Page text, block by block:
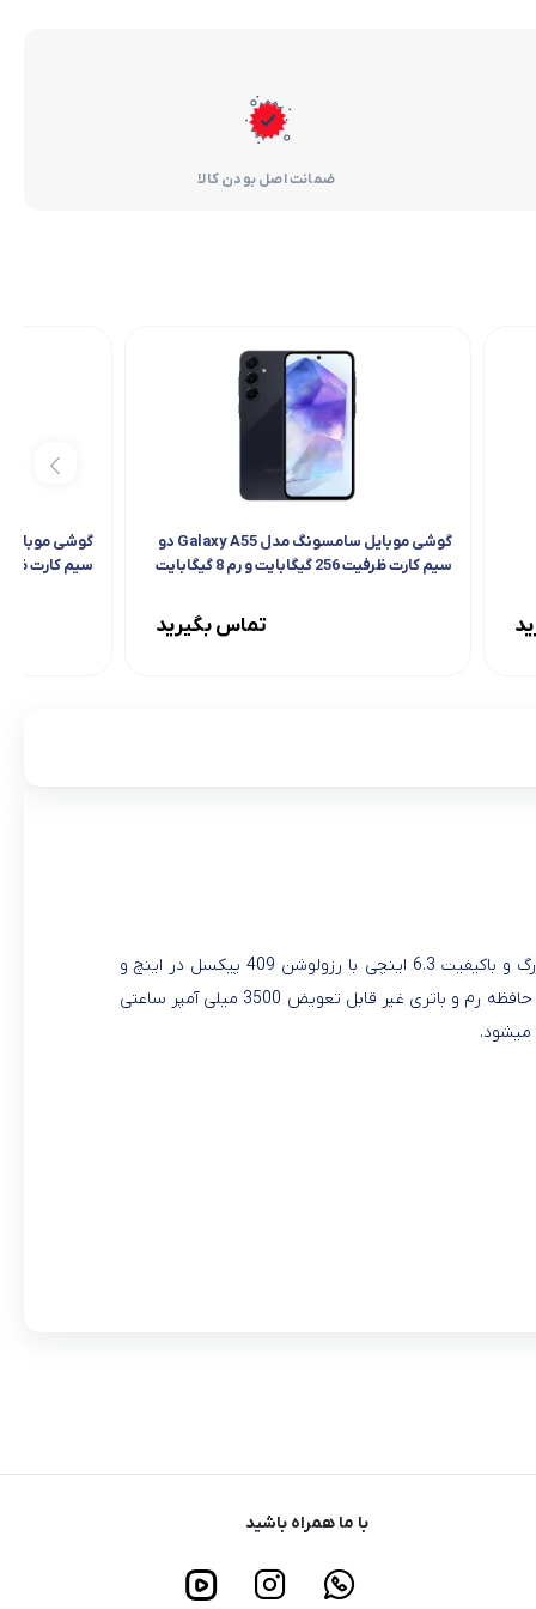
ضمانت اصل بودن کالا
گوشی موبایل سامسونگ مدل Galaxy A55 دو
سیم کارت ظرفیت 256 گیگابایت و رم 8 گیگابایت
تماس بگیرید
سیم کارت ظرفیت 64 گیگابایت و رم 4
سامسونگ مدل Galaxy 60 در ماه آوریل 2019 معرفی شد.این گوشی با صفحه نمایش بزرگ و باکیفیت 6.3 اینچی با رزولوشن 409 پیکسل در اینچ و
دوربین سه گانه 32و8و5 مگاپیکسل و دوربین سلفی 32 مگاپیکسل و به همراه 6 گیگابایت حافظه رم و باتری غیر قابل تعویض 3500 میلی آمپر ساعتی
میشود.
با ما همراه باشید